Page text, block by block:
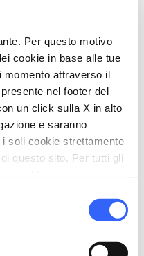
Per questo motivo
cookie in base alle tue
momento attraverso il
nel footer del
un click sulla X in alto
e saranno
soli cookie strettamente
questo sito. Per tutti gli
Altopascio LU, Italia